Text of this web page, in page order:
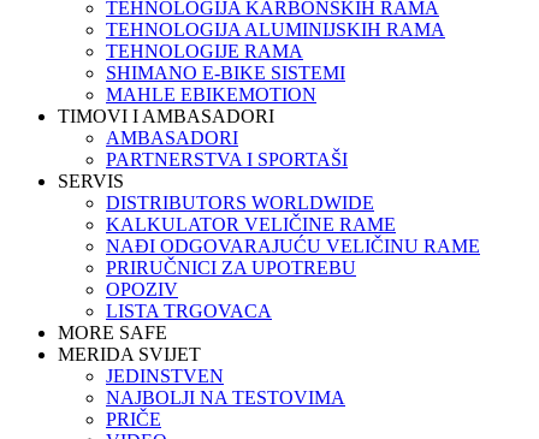
TEHNOLOGIJA KARBONSKIH RAMA
TEHNOLOGIJA ALUMINIJSKIH RAMA
TEHNOLOGIJE RAMA
SHIMANO E-BIKE SISTEMI
MAHLE EBIKEMOTION
TIMOVI I AMBASADORI
AMBASADORI
PARTNERSTVA I SPORTAŠI
SERVIS
DISTRIBUTORS WORLDWIDE
KALKULATOR VELIČINE RAME
NAĐI ODGOVARAJUĆU VELIČINU RAME
PRIRUČNICI ZA UPOTREBU
OPOZIV
LISTA TRGOVACA
MORE SAFE
MERIDA SVIJET
JEDINSTVEN
NAJBOLJI NA TESTOVIMA
PRIČE